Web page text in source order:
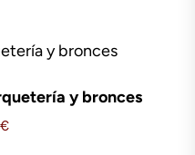
y bronces
€